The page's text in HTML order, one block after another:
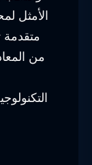
الأمثل
من